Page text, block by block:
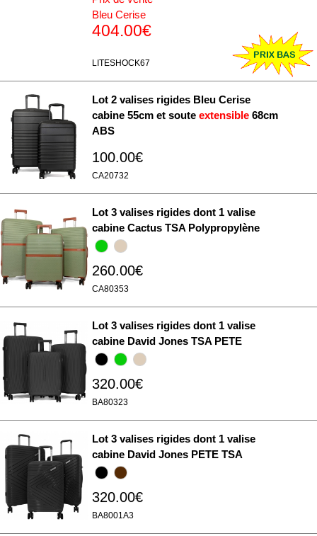
Bleu Cerise
404.00€
LITESHOCK67
Lot 2 valises rigides Bleu Cerise
cabine 55cm et soute extensible 68cm
ABS
100.00€
CA20732
Lot 3 valises rigides dont 1 valise
cabine Cactus TSA Polypropylène
260.00€
CA80353
Lot 3 valises rigides dont 1 valise
cabine David Jones TSA PETE
320.00€
BA80323
Lot 3 valises rigides dont 1 valise
cabine David Jones PETE TSA
320.00€
BA8001A3